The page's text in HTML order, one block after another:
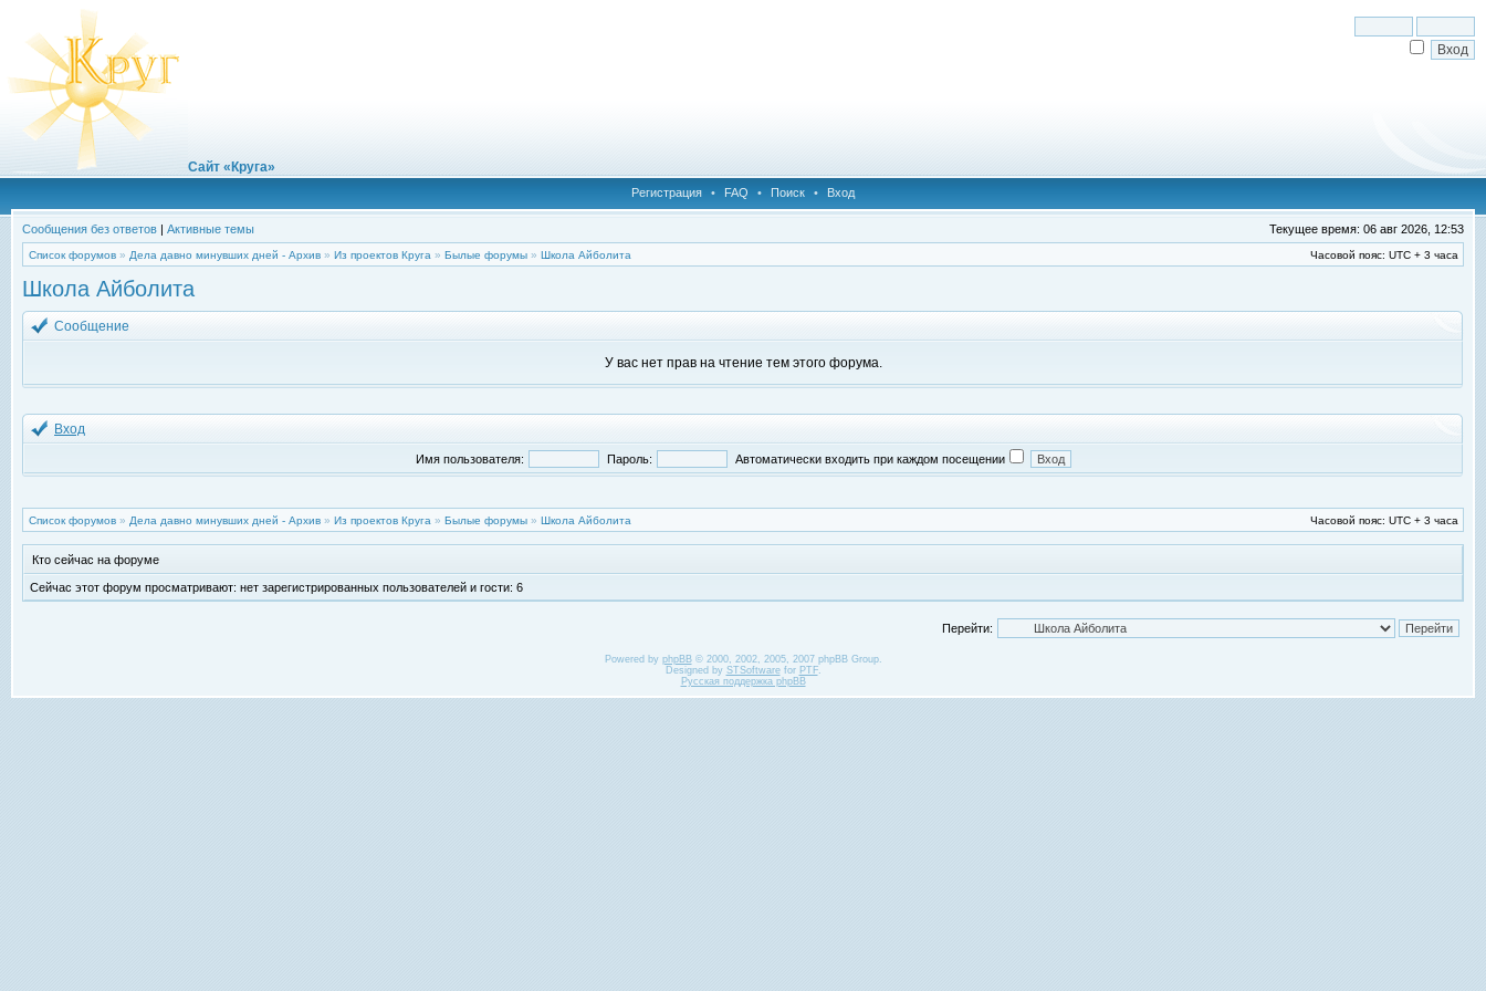
Сайт «Круга»
Регистрация • FAQ • Поиск • Вход
Сообщения без ответов | Активные темы Текущее время: 06 авг 2026, 12:53
Список форумов » Дела давно минувших дней - Архив » Из проектов Круга » Былые форумы » Школа Айболита Часовой пояс: UTC + 3 часа
Школа Айболита
Сообщение
У вас нет прав на чтение тем этого форума.
Вход
Имя пользователя: Пароль: Автоматически входить при каждом посещении
Список форумов » Дела давно минувших дней - Архив » Из проектов Круга » Былые форумы » Школа Айболита Часовой пояс: UTC + 3 часа
Кто сейчас на форуме
Сейчас этот форум просматривают: нет зарегистрированных пользователей и гости: 6
Перейти:
Powered by phpBB© 2000, 2002, 2005, 2007 phpBB Group.
Designed by STSoftwarefor PTF.
Русская поддержка phpBB